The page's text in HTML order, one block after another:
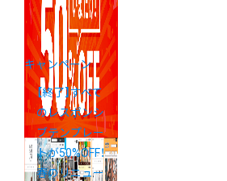
キャンペーン
【終了】すべて
のレスポンシ
ブテンプレー
トが50%OFF！
春のリニュー